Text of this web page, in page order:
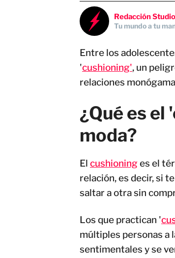
Redacción
Tu mundo a tu
Entre los
'cushioning', un
relaciones
¿Qué es el
moda?
El cushioninges el
relación, es decir, si
saltar a otra sin
Los que practican '
múltiples personas a
sentimentales y se